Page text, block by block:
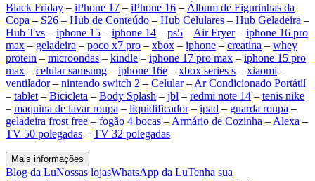
Black Friday – iPhone 17 – iPhone 16 – Álbum de Figurinhas da
Copa – S26 – Hub de Conteúdo – Hub Celulares – Hub Geladeira –
Hub Tvs – iphone 15 – iphone 14 – ps5 – Air Fryer– iphone 16 pro
max – geladeira – poco x7 pro – xbox – iphone – creatina – whey
protein – microondas – kindle – iphone 17 pro max – iphone 15 pro
max – celular samsung – iphone 16e – xbox series s – xiaomi –
ventilador– nintendo switch 2 – Celular– Ar Condicionado Portátil
– tablet – Bicicleta – Body Splash – jbl – redmi note 14 – tenis nike
– maquina de lavar roupa – liquidificador– ipad – guarda roupa –
geladeira frost free – fogão 4 bocas – Armário de Cozinha – Alexa –
TV 50 polegadas – TV 32 polegadas
Mais informações
Blog da LuNossas lojasWhatsApp da LuTenha sua